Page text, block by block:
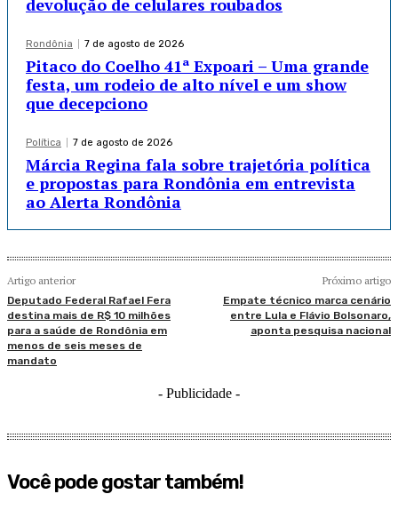
Rondônia 7 de agosto de 2026
Pitaco do Coelho 41ª Expoari – Uma grande
festa, um rodeio de alto nível e um show
que decepciono
Política 7 de agosto de 2026
Márcia Regina fala sobre trajetória política
e propostas para Rondônia em entrevista
ao Alerta Rondônia
Artigo anterior
Deputado Federal Rafael Fera
destina mais de R$ 10 milhões
para a saúde de Rondônia em
menos de seis meses de
mandato
Próximo artigo
Empate técnico marca cenário
entre Lula e Flávio Bolsonaro,
aponta pesquisa nacional
- Publicidade -
Você pode gostar também!